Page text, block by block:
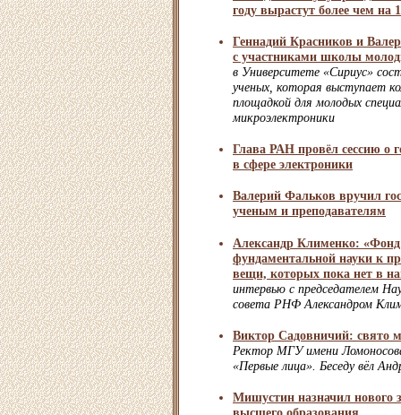
году вырастут более чем на
Геннадий Красников и
с участниками школы
в Университете «Сириус»
ученых, которая выступает
площадкой для молодых
микроэлектроники
Глава РАН провёл сессию о
в сфере электроники
Валерий Фальков вручил
ученым и преподавателям
Александр Клименко:
фундаментальной науки к
вещи, которых пока нет в
интервью с председателем
совета РНФ Александром
Виктор Садовничий: свято
Ректор МГУ имени
«Первые лица». Беседу вёл
Мишустин назначил нового